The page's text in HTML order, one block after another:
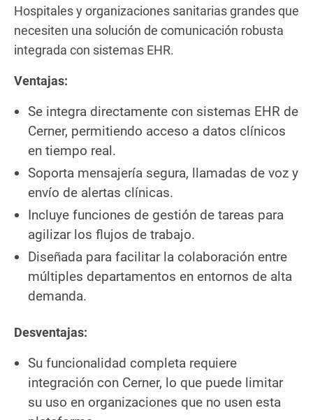
Hospitales y organizaciones sanitarias grandes que
necesiten una solución de comunicación robusta
integrada con sistemas EHR.
Ventajas:
Se integra directamente con sistemas EHR de
Cerner, permitiendo acceso a datos clínicos
en tiempo real.
Soporta mensajería segura, llamadas de voz y
envío de alertas clínicas.
Incluye funciones de gestión de tareas para
agilizar los flujos de trabajo.
Diseñada para facilitar la colaboración entre
múltiples departamentos en entornos de alta
demanda.
Desventajas:
Su funcionalidad completa requiere
integración con Cerner, lo que puede limitar
su uso en organizaciones que no usen esta